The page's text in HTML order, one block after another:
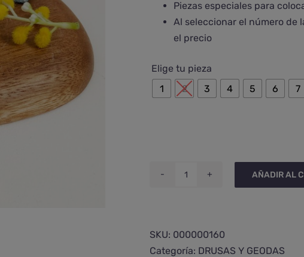
Piezas especiales para
Al seleccionar el número de
el precio
Elige tu pieza
1 2 3 4 5 6 7
aqua
aura
AÑADIR AL
SKU: 000000160
Categoría: DRUSAS Y GEODAS